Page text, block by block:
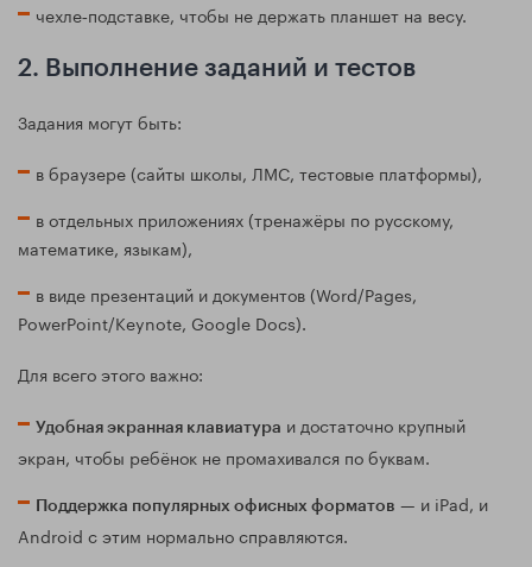
чехле‑подставке, чтобы не держать планшет на весу.
2. Выполнение заданий и тестов
Задания могут быть:
в браузере (сайты школы, ЛМС, тестовые платформы),
в отдельных приложениях (тренажёры по русскому,
математике, языкам),
в виде презентаций и документов (Word/Pages,
PowerPoint/Keynote, Google Docs).
Для всего этого важно:
Удобная экранная клавиатура и достаточно крупный
экран, чтобы ребёнок не промахивался по буквам.
Поддержка популярных офисных форматов — и iPad, и
Android с этим нормально справляются.